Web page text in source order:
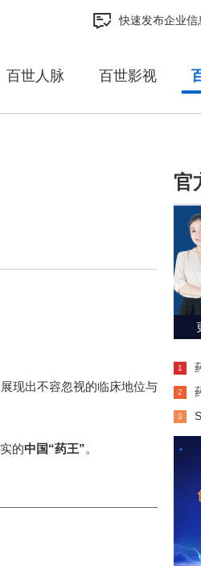
快速发布企业信
百世人脉 百世影视
现出不容忽视的临床地位与
的中国“药王”。
官
1
2
意
3
力革